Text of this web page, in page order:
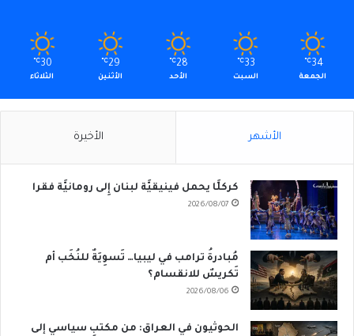
34
℃
الجمعة
33
℃
السبت
28
℃
الأحد
29
℃
الأثنين
30
℃
الثلاثاء
الأشهر الأخيرة
كركلَّا يحمل فينيقيَّة لبنان إِلى رومانيَّة فقرا
2026/08/07
مُبادرةُ ترامب في ليبيا… تَسوِيَةٌ للنُخَب أم
تَكريسٌ للانقسام؟
2026/08/06
الحوثيون في العراق: من مكتبٍ سياسي إلى